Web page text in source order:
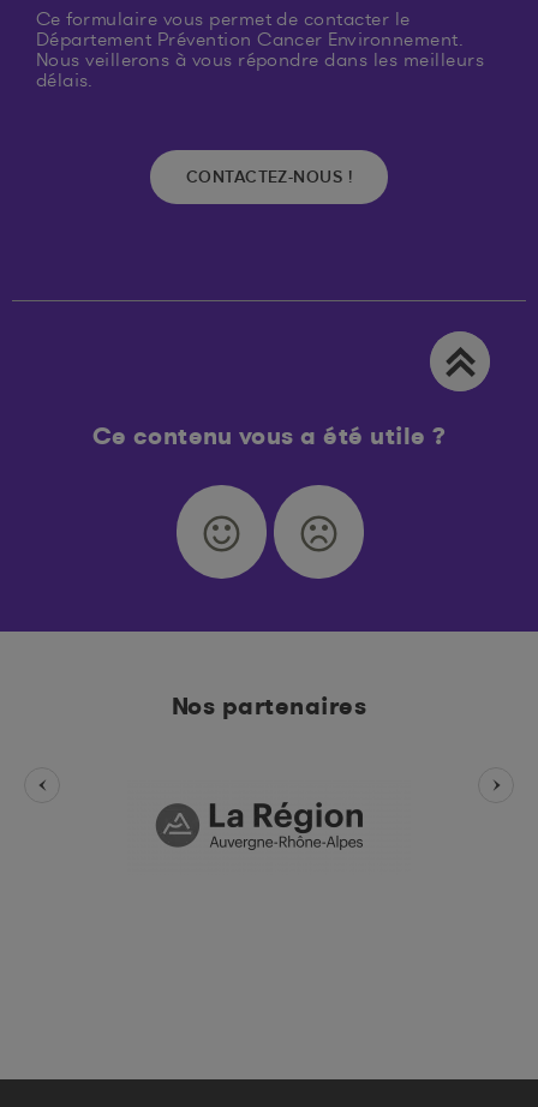
Ce formulaire vous permet de contacter le
Département Prévention Cancer Environnement.
Nous veillerons à vous répondre dans les meilleurs
délais.
CONTACTEZ-NOUS !
Ce contenu vous a été utile ?
Nos partenaires